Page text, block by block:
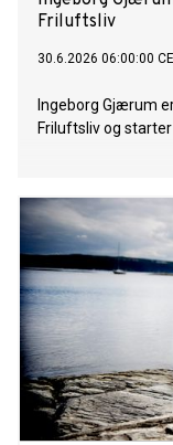
Friluftsliv
30.6.2026 06:00:00
Ingeborg Gjærum
Friluftsliv og